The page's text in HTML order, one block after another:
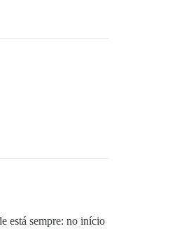
está sempre: no início